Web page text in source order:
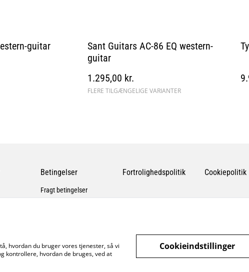
guitar
Sant Guitars AC-86 EQ western-
guitar
1.295,00 kr.
FLERE TILGÆNGELIGE VARIANTER
Betingelser
Fragt betingelser
Fortrolighedspolitik Cookiepolitik
hvordan du bruger vores tjenester, så vi
kontrollere, hvordan de bruges, ved at
Cookieindstillinger